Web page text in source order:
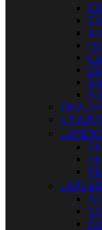
 
 